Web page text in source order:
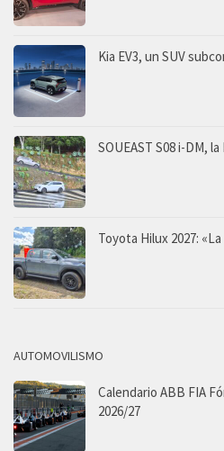
Kia EV3, un SUV
SOUEAST S08 i-DM,
Toyota Hilux 2027:
AUTOMOVILISMO
Calendario ABB FIA
2026/27